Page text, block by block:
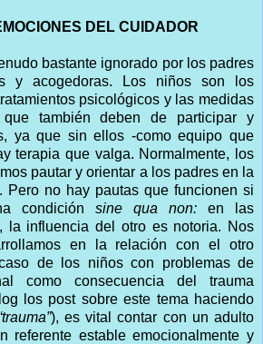
DEL CUIDADOR
bastante ignorado por los padres
y acogedoras. Los niños son los
psicológicos y las medidas
también deben de participar y
ya que sin ellos -como equipo que
terapia que valga. Normalmente, los
pautar y orientar a los padres en la
Pero no hay pautas que funcionen si
condición sine qua non: en las
la influencia del otro es notoria. Nos
en la relación con el otro
de los niños con problemas de
como consecuencia del trauma
los post sobre este tema haciendo
), es vital contar con un adulto
referente estable emocionalmente y